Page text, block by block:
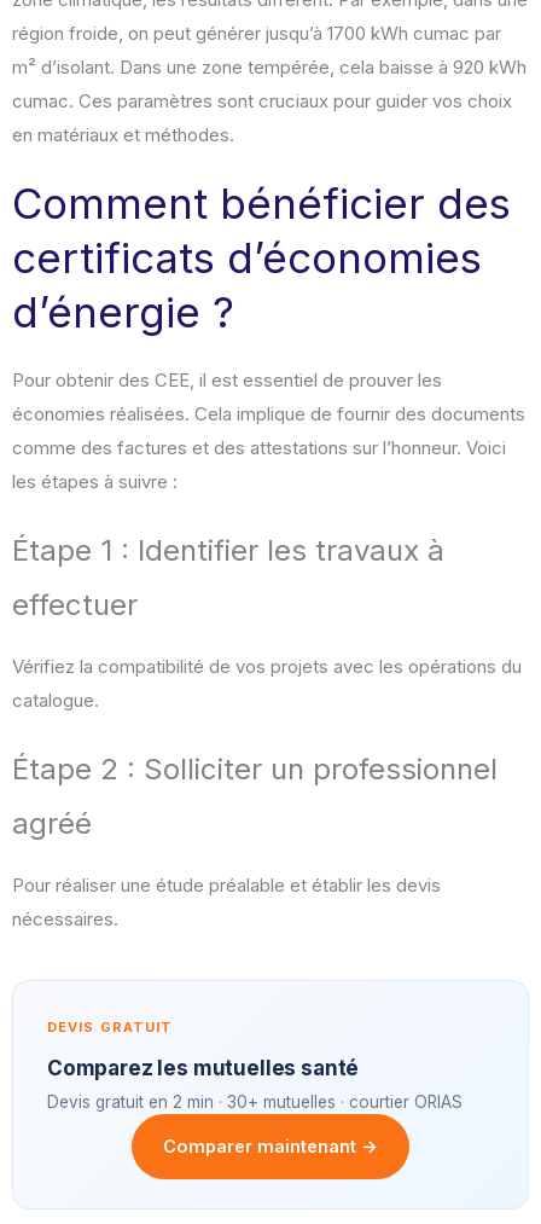
région froide, on peut générer jusqu’à 1700 kWh cumac par
m² d’isolant. Dans une zone tempérée, cela baisse à 920 kWh
cumac. Ces paramètres sont cruciaux pour guider vos choix
en matériaux et méthodes.
Comment bénéficier des
certificats d’économies
d’énergie ?
Pour obtenir des CEE, il est essentiel de prouver les
économies réalisées. Cela implique de fournir des documents
comme des factures et des attestations sur l’honneur. Voici
les étapes à suivre :
Étape 1 : Identifier les travaux à
effectuer
Vérifiez la compatibilité de vos projets avec les opérations du
catalogue.
Étape 2 : Solliciter un professionnel
agréé
Pour réaliser une étude préalable et établir les devis
nécessaires.
DEVIS GRATUIT
Comparez les mutuelles santé
Devis gratuit en 2 min · 30+ mutuelles · courtier ORIAS
Comparer maintenant →